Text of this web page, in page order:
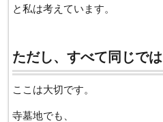
と私は考えています。
ただし、すべて同じで
ここは大切です。
寺墓地でも、